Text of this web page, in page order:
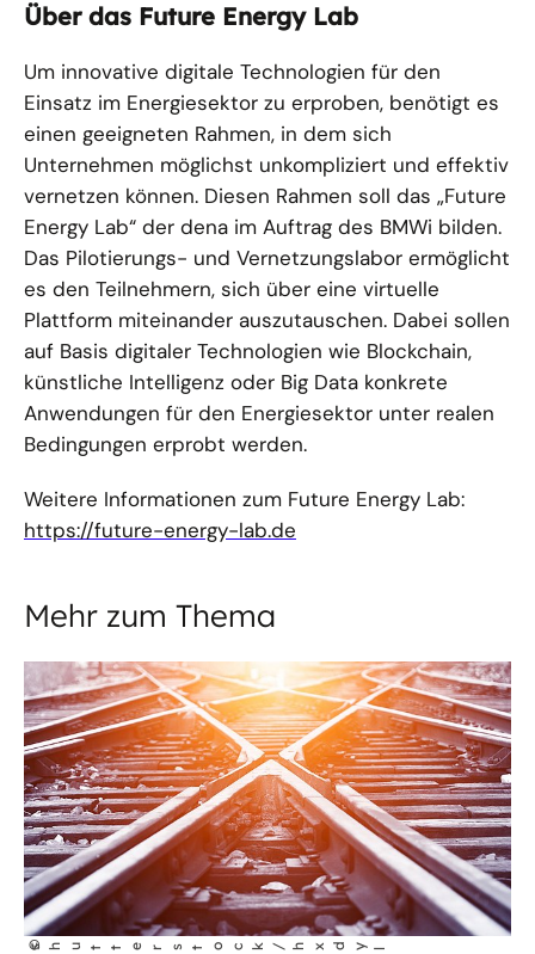
Über das Future Energy Lab
Um innovative digitale Technologien für den
Einsatz im Energiesektor zu erproben, benötigt es
einen geeigneten Rahmen, in dem sich
Unternehmen möglichst unkompliziert und effektiv
vernetzen können. Diesen Rahmen soll das „Future
Energy Lab“ der dena im Auftrag des BMWi bilden.
Das Pilotierungs- und Vernetzungslabor ermöglicht
es den Teilnehmern, sich über eine virtuelle
Plattform miteinander auszutauschen. Dabei sollen
auf Basis digitaler Technologien wie Blockchain,
künstliche Intelligenz oder Big Data konkrete
Anwendungen für den Energiesektor unter realen
Bedingungen erprobt werden.
Weitere Informationen zum Future Energy Lab:
https://future-energy-lab.de
Mehr zum Thema
©
shutterstock/hxdy l